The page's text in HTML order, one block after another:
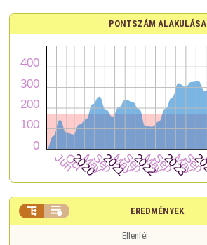
PONTSZÁM ALAKULÁSA
EREDMÉNYEK
 
Ellenfél